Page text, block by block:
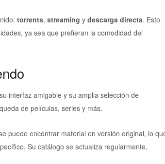
torrents, streaming y descarga directa. Esto
ya sea que prefieran la comodidad del
interfaz amigable y su amplia selección de
de películas, series y más.
puede encontrar material en versión original, lo
Su catálogo se actualiza regularmente,